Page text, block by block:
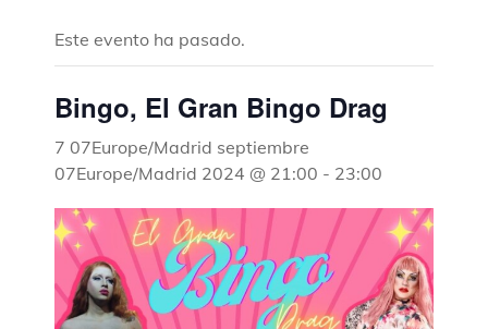
Este evento ha pasado.
Bingo, El Gran Bingo Drag
7 07Europe/Madrid septiembre
07Europe/Madrid 2024 @ 21:00 - 23:00